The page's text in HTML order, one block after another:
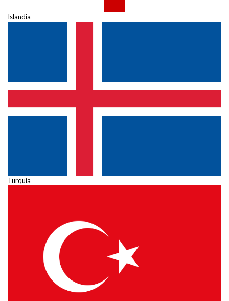
Islandia
Turquía